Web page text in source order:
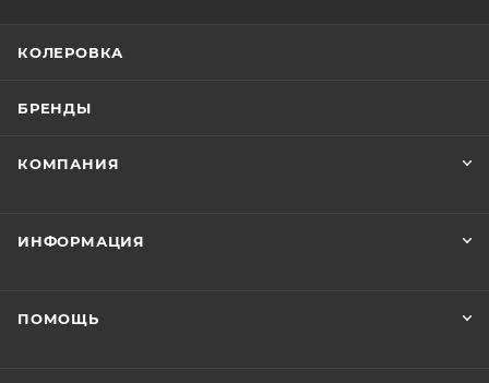
КОЛЕРОВКА
БРЕНДЫ
КОМПАНИЯ
ИНФОРМАЦИЯ
ПОМОЩЬ